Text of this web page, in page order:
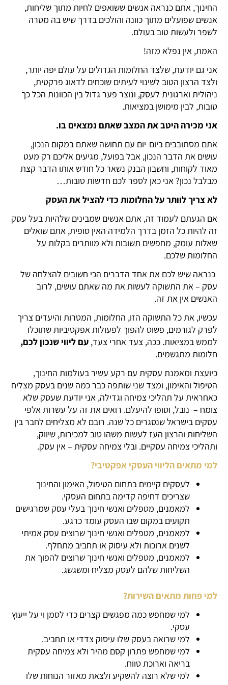
החינוך, אתם כנראה אנשים ששואפים לחיות מתוך שליחות,
אנשים שפועלים מתוך כוונה והולכים בדרך שיש בה מטרה
לשפר ולעשות טוב בעולם.
האמת, אין נפלא מזה!
אני גם יודעת, שלצד החלומות הגדולים על עולם יפה יותר,
ולצד הרצון הטוב לשינוי לעיתים שוכחים לדאוג פרקטית,
ניהולית וארגונית לעסק, ונוצר פער גדול בין הכוונות הכל כך
טובות, לבין מימושן במציאות.
אני מכירה היטב את המצב שאתם נמצאים בו.
אתם מסתובבים ביום-יום עם תחושה שאתם במקום הנכון,
עושים את הדבר הנכון, אבל בפועל, מגיעים אליכם רק מעט
מאוד לקוחות, וחשבון הבנק נשאר כל חודש אותו הדבר קצת
מבלבל נכון? אני כאן לספר לכם חדשות טובות…
לא צריך לוותר על החלומות כדי להציל את העסק
אם הגעתם לעמוד זה, אתם אנשים שמבינים שלהיות בעל עסק
זה להיות כל הזמן בדרך הלמידה האין סופית, אתם שואלים
שאלות עומק, מחפשים תשובות ולא מוותרים בקלות על
החלומות שלכם.
כנראה שיש לכם את אחד הדברים הכי חשובים להצלחה של
עסק – את התשוקה לעשות את מה שאתם עושים, לרוב
האנשים אין את זה.
עכשיו, את כל התשוקה הזו, החלומות, המטרות והיעדים צריך
לפרק לגורמים, פשוט להפוך לפעולות אפקטיביות שתוכלו
לממש במציאות. ככה, צעד אחרי צעד, עם ליווי שנכון לכם,
חלומות מתגשמים.
כיועצת ומאמנת עסקית עם רקע עשיר בעולמות החינוך,
הטיפול והאימון, ומצד שני שותפה כבר כמה שנים בעסק מצליח
כאחראית על תהליכי צמיחה וגדילה, אני יודעת שעסק שלא
צומח – נובל, וסופו להיעלם. רואים את זה על עשרות אלפי
עסקים בישראל שנסגרים כל שנה. רובם לא מצליחים לחבר בין
השליחות והרצון העז לעשות משהו טוב למכירות, שיווק,
ותהליכי צמיחה עסקיים. ובלי צמיחה עסקית – אין עסק.
למי מתאים הליווי העסקי אפקטיבי?
לעסקים קיימים בתחום הטיפול, האימון והחינוך
שצריכים דחיפה קדימה בתחום העסקי.
למאמנים, מטפלים ואנשי חינוך בעלי עסק שמרגישים
תקועים במקום שבו העסק עומד כרגע.
למאמנים, מטפלים ואנשי חינוך שרוצים עסק אמיתי
לשנים ארוכות ולא עיסוק או תחביב מתחלף.
למאמנים, מטפלים ואנשי חינוך שרוצים להפוך את
השליחות שלהם לעסק מצליח ומשגשג.
למי פחות מתאים השירות?
למי שמחפש כמה מפגשים קצרים כדי לסמן וי על ייעוץ
עסקי.
למי שרואה בעסק שלו עיסוק צדדי או תחביב.
למי שמחפש פתרון קסם מהיר ולא צמיחה עסקית
בריאה וארוכת טווח.
למי שלא רוצה להשקיע ולצאת מאזור הנוחות שלו